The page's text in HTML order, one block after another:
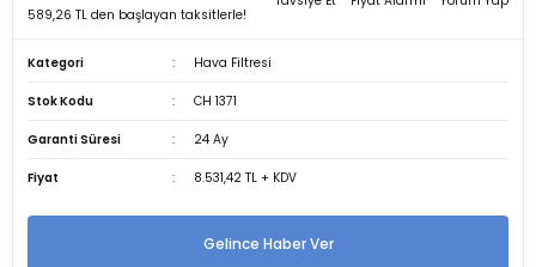
589,26 TL den başlayan taksitlerle!
Kategori Hava Filtresi
Stok Kodu CH 1371
Garanti Süresi 24 Ay
Fiyat 8.531,42 TL + KDV
Gelince Haber Ver